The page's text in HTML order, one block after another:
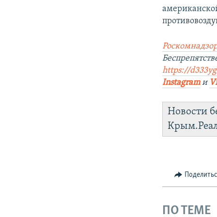
https://
Instagramи
Новости
ПО ТЕМЕ